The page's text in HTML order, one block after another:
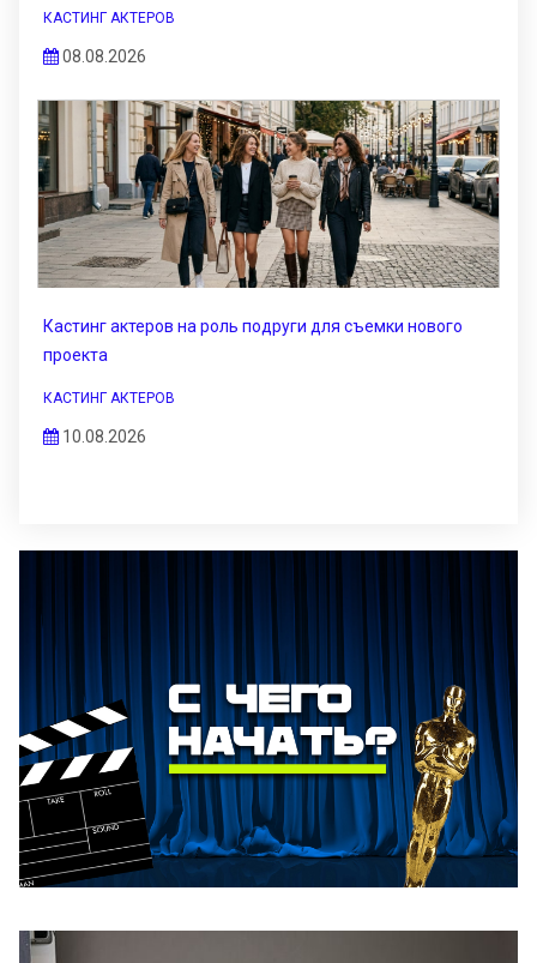
КАСТИНГ АКТЕРОВ
08.08.2026
Кастинг актеров на роль подруги для съемки нового
проекта
КАСТИНГ АКТЕРОВ
10.08.2026